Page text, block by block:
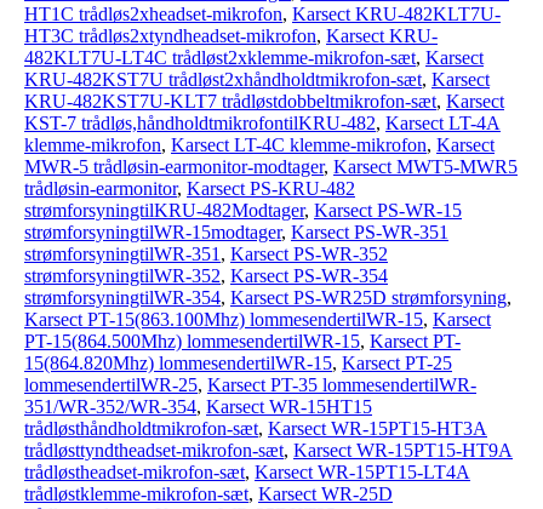
HT1C trådløs2xheadset-mikrofon, Karsect KRU-482KLT7U-
HT3C trådløs2xtyndheadset-mikrofon, Karsect KRU-
482KLT7U-LT4C trådløst2xklemme-mikrofon-sæt, Karsect
KRU-482KST7U trådløst2xhåndholdtmikrofon-sæt, Karsect
KRU-482KST7U-KLT7 trådløstdobbeltmikrofon-sæt, Karsect
KST-7 trådløs,håndholdtmikrofontilKRU-482, Karsect LT-4A
klemme-mikrofon, Karsect LT-4C klemme-mikrofon, Karsect
MWR-5 trådløsin-earmonitor-modtager, Karsect MWT5-MWR5
trådløsin-earmonitor, Karsect PS-KRU-482
strømforsyningtilKRU-482Modtager, Karsect PS-WR-15
strømforsyningtilWR-15modtager, Karsect PS-WR-351
strømforsyningtilWR-351 , Karsect PS-WR-352
strømforsyningtilWR-352, Karsect PS-WR-354
strømforsyningtilWR-354, Karsect PS-WR25D strømforsyning,
Karsect PT-15(863.100Mhz) lommesendertilWR-15, Karsect
PT-15(864.500Mhz) lommesendertilWR-15, Karsect PT-
15(864.820Mhz) lommesendertilWR-15, Karsect PT-25
lommesendertilWR-25, Karsect PT-35 lommesendertilWR-
351/WR-352/WR-354, Karsect WR-15HT15
trådløsthåndholdtmikrofon-sæt, Karsect WR-15PT15-HT3A
trådløsttyndtheadset-mikrofon-sæt, Karsect WR-15PT15-HT9A
trådløstheadset-mikrofon-sæt, Karsect WR-15PT15-LT4A
trådløstklemme-mikrofon-sæt, Karsect WR-25D